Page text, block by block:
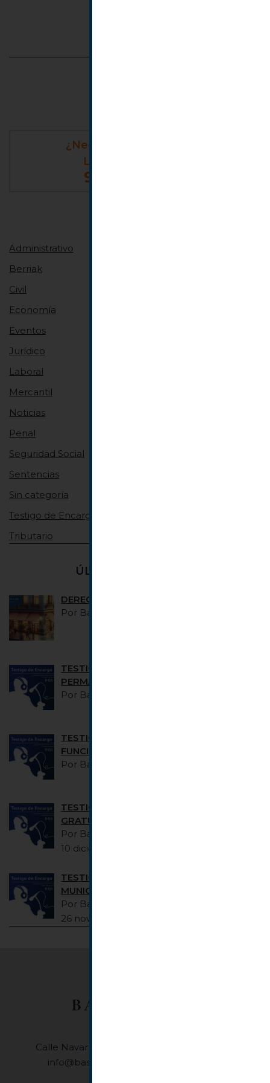
¿Necesitas un abogado?
LLAMA AHORA AL
944 07 62 94
Administrativo
Berriak
Civil
Economía
Eventos
Jurídico
Laboral
Mercantil
Noticias
Penal
Seguridad Social
Sentencias
Sin categoría
Testigo de Encargo
Tributario
ÚLTIMAS ENTRADAS
DERECHOS DE LOS CONSUMIDORES
Por Basquelaw Abogados
TESTIGO DE ENCARGO #28 INCAPACIDAD
PERMANENTE
Por Basquelaw Abogados
TESTIGO DE ENCARGO #27
FUNCIONARIOS INTERINOS
Por Basquelaw Abogados
TESTIGO DE ENCARGO #26 JUSTICIA
GRATUITA
Por Basquelaw Abogados
10 diciembre 2021
TESTIGO DE ENCARGO #25 PLUSVALÍA
MUNICIPAL
Por Basquelaw Abogados
26 noviembre 2021
Calle Navarra, 8, 1º F • 48001, Bilbao (Bizkaia)
info@basquelaw.com